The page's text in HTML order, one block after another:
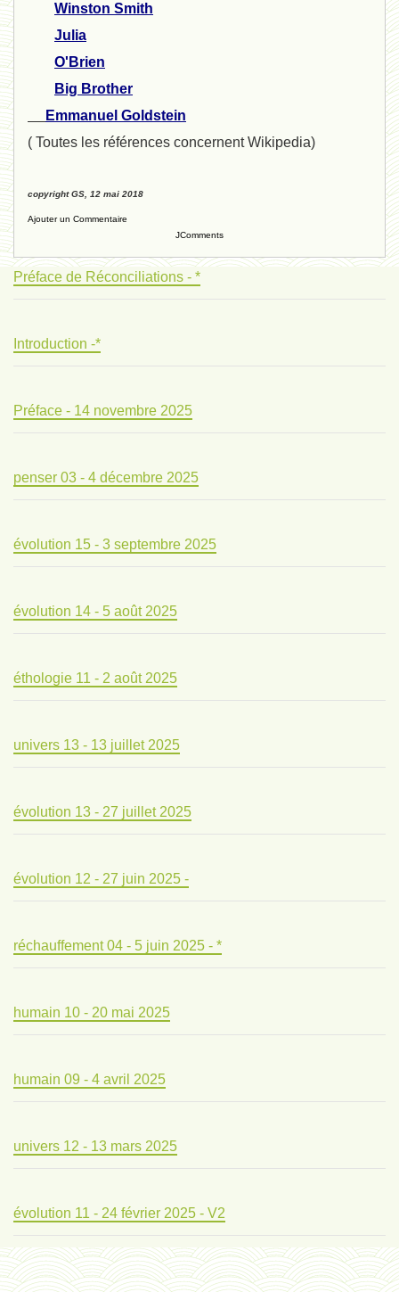
Winston Smith
Julia
O'Brien
Big Brother
Emmanuel Goldstein
( Toutes les références concernent Wikipedia)
copyright GS, 12 mai 2018
Ajouter un Commentaire
JComments
Préface de Réconciliations - *
Introduction -*
Préface - 14 novembre 2025
penser 03 - 4 décembre 2025
évolution 15 - 3 septembre 2025
évolution 14 - 5 août 2025
éthologie 11 - 2 août 2025
univers 13 - 13 juillet 2025
évolution 13 - 27 juillet 2025
évolution 12 - 27 juin 2025 -
réchauffement 04 - 5 juin 2025 - *
humain 10 - 20 mai 2025
humain 09 - 4 avril 2025
univers 12 - 13 mars 2025
évolution 11 - 24 février 2025 - V2
évolution 10 - 4 février 2025